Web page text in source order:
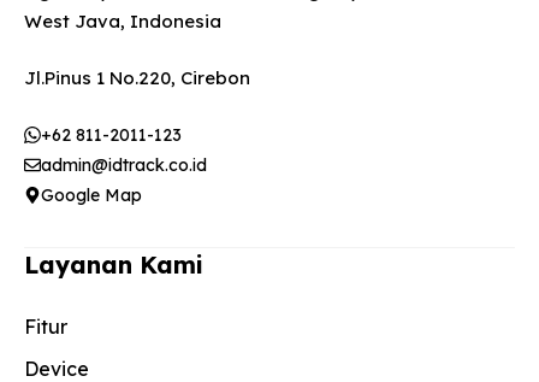
West Java, Indonesia
Jl.Pinus 1 No.220, Cirebon
+62 811-2011-123
admin@idtrack.co.id
Google Map
Layanan Kami
Fitur
Device